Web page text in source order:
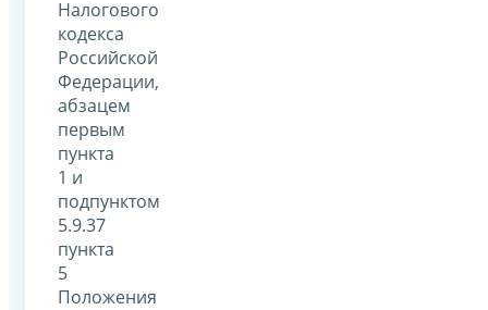
Налогового
кодекса
Российской
Федерации,
абзацем
первым
пункта
1 и
подпунктом
5.9.37
пункта
5
Положения